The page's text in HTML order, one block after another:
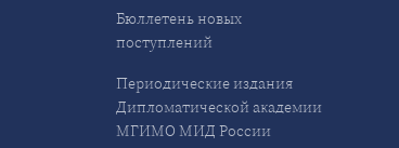
Бюллетень новых
поступлений
Периодические издания
Дипломатической академии
МГИМО МИД России